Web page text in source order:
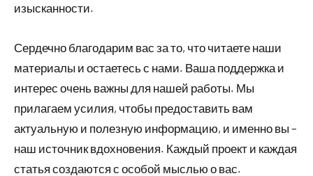
изысканности.
Сердечно благодарим вас за то, что читаете наши
материалы и остаетесь с нами. Ваша поддержка и
интерес очень важны для нашей работы. Мы
прилагаем усилия, чтобы предоставить вам
актуальную и полезную информацию, и именно вы –
наш источник вдохновения. Каждый проект и каждая
статья создаются с особой мыслью о вас.